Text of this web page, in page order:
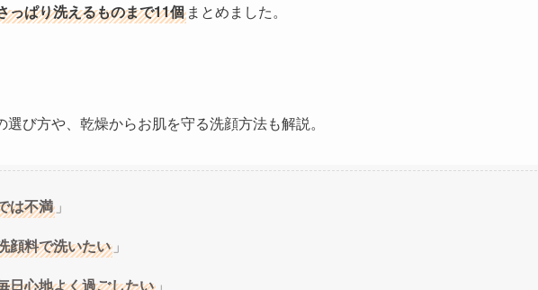
っぱり洗えるものまで11個 まとめました。
選び方や、 乾燥からお肌を守る洗顔方法も解説。
は不満 」
顔料で洗いたい 」
日心地よく過ごしたい 」